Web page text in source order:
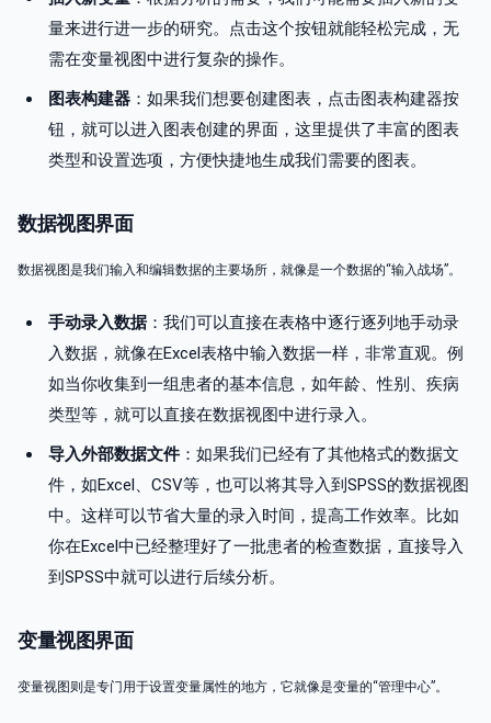
量来进行进一步的研究。点击这个按钮就能轻松完成，无
需在变量视图中进行复杂的操作。
图表构建器 ：如果我们想要创建图表，点击图表构建器按
钮，就可以进入图表创建的界面，这里提供了丰富的图表
类型和设置选项，方便快捷地生成我们需要的图表。
数据视图界面
数据视图是我们输入和编辑数据的主要场所，就像是一个数据的“输入战场”。
手动录入数据 ：我们可以直接在表格中逐行逐列地手动录
入数据，就像在Excel表格中输入数据一样，非常直观。例
如当你收集到一组患者的基本信息，如年龄、性别、疾病
类型等，就可以直接在数据视图中进行录入。
导入外部数据文件：如果我们已经有了其他格式的数据文
件，如Excel、CSV等，也可以将其导入到SPSS的数据视图
中。这样可以节省大量的录入时间，提高工作效率。比如
你在Excel中已经整理好了一批患者的检查数据，直接导入
到SPSS中就可以进行后续分析。
变量视图界面
变量视图则是专门用于设置变量属性的地方，它就像是变量的“管理中心”。